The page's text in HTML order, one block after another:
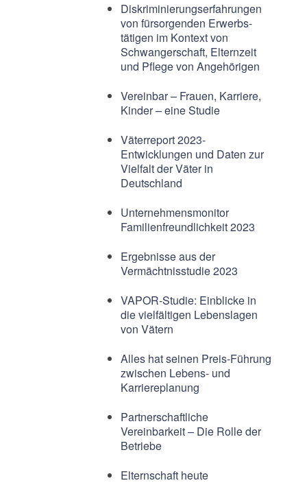
Diskriminierungserfahrungen
von fürsorgenden Erwerbs-
tätigen im Kontext von
Schwangerschaft, Elternzeit
und Pflege von Angehörigen
Vereinbar – Frauen, Karriere,
Kinder – eine Studie
Väterreport 2023-
Entwicklungen und Daten zur
Vielfalt der Väter in
Deutschland
Unternehmensmonitor
Familienfreundlichkeit 2023
Ergebnisse aus der
Vermächtnisstudie 2023
VAPOR-Studie: Einblicke in
die vielfältigen Lebenslagen
von Vätern
Alles hat seinen Preis-Führung
zwischen Lebens- und
Karriereplanung
Partnerschaftliche
Vereinbarkeit – Die Rolle der
Betriebe
Elternschaft heute